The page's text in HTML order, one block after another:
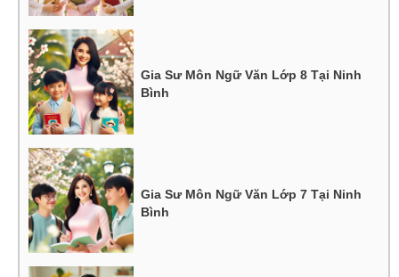
Gia Sư Môn Ngữ Văn Lớp 8 Tại Ninh
Bình
Gia Sư Môn Ngữ Văn Lớp 7 Tại Ninh
Bình